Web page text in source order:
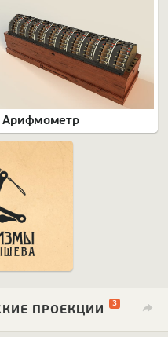
Арифмометр
ПРОЕКЦИИ 3